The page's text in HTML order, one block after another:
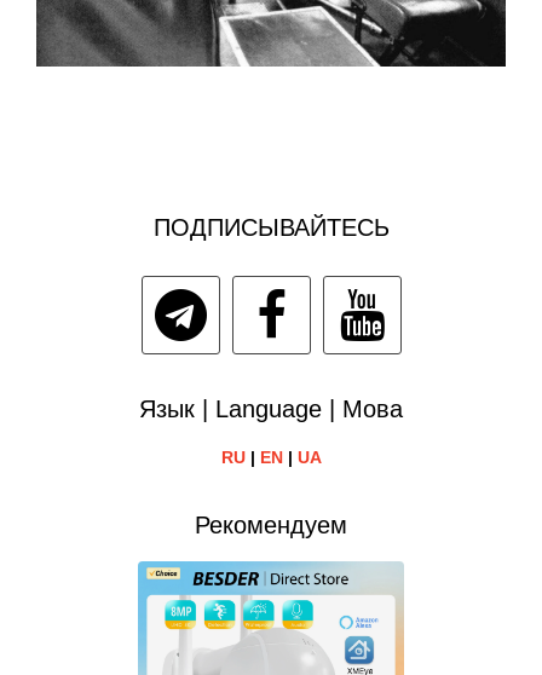
ПОДПИСЫВАЙТЕСЬ
Язык | Language | Мова
RU| EN| UA
Рекомендуем